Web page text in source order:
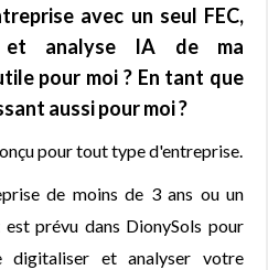
avec un seul FEC,
et analyse IA de ma
pour moi ? En tant que
aussi pour moi ?
pour tout type d'entreprise.
de moins de 3 ans ou un
prévu dans DionySols pour
digitaliser et analyser votre